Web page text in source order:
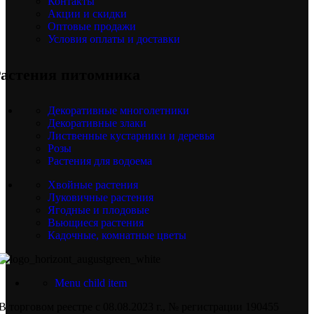
Акции и скидки
Оптовые продажи
Условия оплаты и доставки
питомника
Декоративные многолетники
Декоративные злаки
Лиственные кустарники и деревья
Розы
Растения для водоема
Хвойные растения
Луковичные растения
Ягодные и плодовые
Вьющиеся растения
Кадочные, комнатные цветы
Menu child item
торговом реестре с 08.08.2023 г., № регистрации 190455